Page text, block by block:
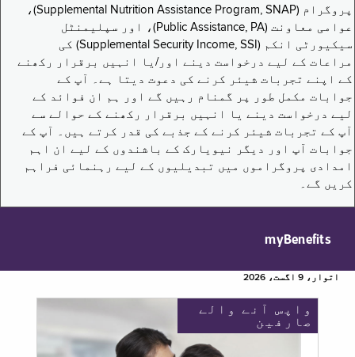
پروگرام (Supplemental Nutrition Assistance Program, SNAP)،
عوامی معاونت (Public Assistance, PA)، اور سپلیمنٹل
سیکیورٹی انکم (Supplemental Security Income, SSI) کی
مراعات کے لیے درخواست دینے اور/یا انہیں برقرار رکھنے
کے اپنے تجربات شیئر کرنے کی دعوت دیتا ہے۔ آپ کے
جوابات مکمل طور پر گمنام رہیں گے اور ہم ان فوائد کے
لیے درخواست دینے یا انہیں برقرار رکھنے کے حوالے سے
آپ کے تجربات شیئر کرنے کے جذبے کی قدر کرتے ہیں۔ آپ کے
جوابات آپ اور دیگر نیویارک کے باشندوں کے لیے ان اہم
امدادی پروگراموں میں تبدیلیوں کے لیے رہنمائی فراہم
کریں گے۔
myBenefits
اتوار، 9 اگست، 2026
واپس آنے والے
صارفین